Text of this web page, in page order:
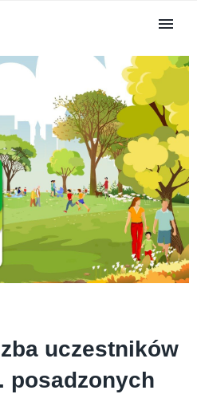
uczestników
posadzonych